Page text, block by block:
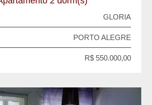
GLORIA
PORTO ALEGRE
R$ 550.000,00